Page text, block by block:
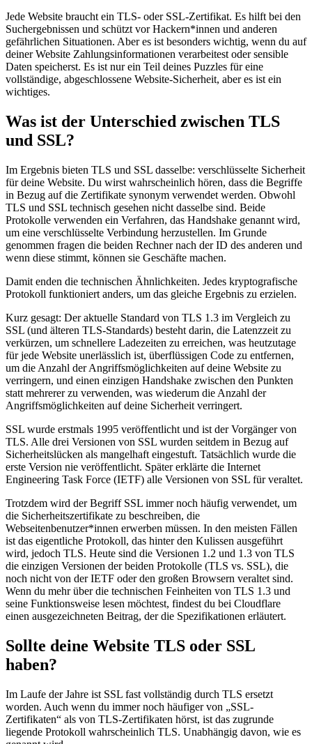
Jede Website braucht ein TLS- oder SSL-Zertifikat. Es hilft bei den
Suchergebnissen und schützt vor Hackern*innen und anderen
gefährlichen Situationen. Aber es ist besonders wichtig, wenn du auf
deiner Website Zahlungsinformationen verarbeitest oder sensible
Daten speicherst. Es ist nur ein Teil deines Puzzles für eine
vollständige, abgeschlossene Website-Sicherheit, aber es ist ein
wichtiges.
Was ist der Unterschied zwischen TLS
und SSL?
Im Ergebnis bieten TLS und SSL dasselbe: verschlüsselte Sicherheit
für deine Website. Du wirst wahrscheinlich hören, dass die Begriffe
in Bezug auf die Zertifikate synonym verwendet werden. Obwohl
TLS und SSL technisch gesehen nicht dasselbe sind. Beide
Protokolle verwenden ein Verfahren, das Handshake genannt wird,
um eine verschlüsselte Verbindung herzustellen. Im Grunde
genommen fragen die beiden Rechner nach der ID des anderen und
wenn diese stimmt, können sie Geschäfte machen.
Damit enden die technischen Ähnlichkeiten. Jedes kryptografische
Protokoll funktioniert anders, um das gleiche Ergebnis zu erzielen.
Kurz gesagt: Der aktuelle Standard von TLS 1.3 im Vergleich zu
SSL (und älteren TLS-Standards) besteht darin, die Latenzzeit zu
verkürzen, um schnellere Ladezeiten zu erreichen, was heutzutage
für jede Website unerlässlich ist, überflüssigen Code zu entfernen,
um die Anzahl der Angriffsmöglichkeiten auf deine Website zu
verringern, und einen einzigen Handshake zwischen den Punkten
statt mehrerer zu verwenden, was wiederum die Anzahl der
Angriffsmöglichkeiten auf deine Sicherheit verringert.
SSL wurde erstmals 1995 veröffentlicht und ist der Vorgänger von
TLS. Alle drei Versionen von SSL wurden seitdem in Bezug auf
Sicherheitslücken als mangelhaft eingestuft. Tatsächlich wurde die
erste Version nie veröffentlicht. Später erklärte die Internet
Engineering Task Force (IETF) alle Versionen von SSL für veraltet.
Trotzdem wird der Begriff SSL immer noch häufig verwendet, um
die Sicherheitszertifikate zu beschreiben, die
Webseitenbenutzer*innen erwerben müssen. In den meisten Fällen
ist das eigentliche Protokoll, das hinter den Kulissen ausgeführt
wird, jedoch TLS. Heute sind die Versionen 1.2 und 1.3 von TLS
die einzigen Versionen der beiden Protokolle (TLS vs. SSL), die
noch nicht von der IETF oder den großen Browsern veraltet sind.
Wenn du mehr über die technischen Feinheiten von TLS 1.3 und
seine Funktionsweise lesen möchtest, findest du bei Cloudflare
einen ausgezeichneten Beitrag, der die Spezifikationen erläutert.
Sollte deine Website TLS oder SSL
haben?
Im Laufe der Jahre ist SSL fast vollständig durch TLS ersetzt
worden. Auch wenn du immer noch häufiger von „SSL-
Zertifikaten“ als von TLS-Zertifikaten hörst, ist das zugrunde
liegende Protokoll wahrscheinlich TLS. Unabhängig davon, wie es